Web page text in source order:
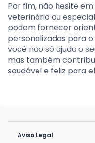
Por fim, não hesite
veterinário ou
podem fornecer
personalizadas para
você não só ajuda o
mas também
saudável e feliz para
Aviso Legal